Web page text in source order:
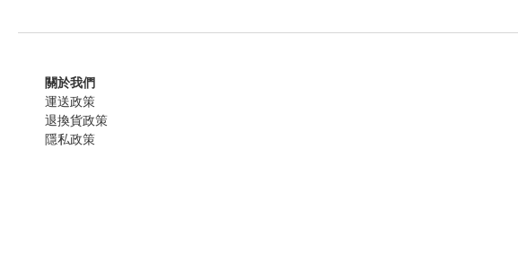
關於我們
運送政策
退換貨政策
隱私政策